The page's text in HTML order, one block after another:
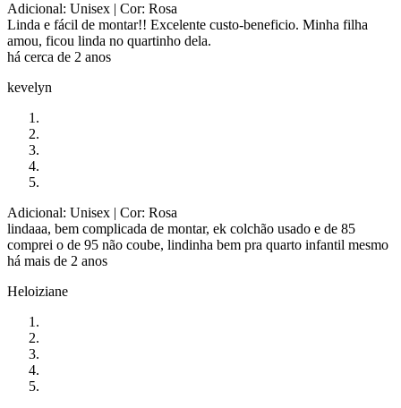
Adicional: Unisex | Cor: Rosa
Linda e fácil de montar!! Excelente custo-beneficio. Minha filha
amou, ficou linda no quartinho dela.
há cerca de 2 anos
kevelyn
Adicional: Unisex | Cor: Rosa
lindaaa, bem complicada de montar, ek colchão usado e de 85
comprei o de 95 não coube, lindinha bem pra quarto infantil mesmo
há mais de 2 anos
Heloiziane